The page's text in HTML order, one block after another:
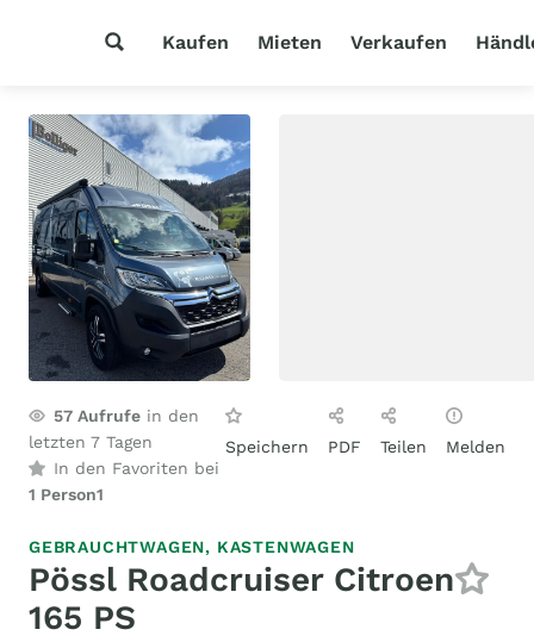
Kaufen Mieten Verkaufen
57 Aufrufe in den
letzten 7 Tagen
In den Favoriten bei
1 Person1
Speichern PDF Teilen Melden
GEBRAUCHTWAGEN, KASTENWAGEN
Pössl Roadcruiser Citroen
165 PS